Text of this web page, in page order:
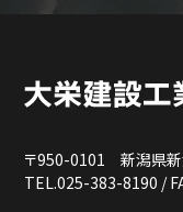
〒950-0101 新潟県新
TEL.025-383-8190 /